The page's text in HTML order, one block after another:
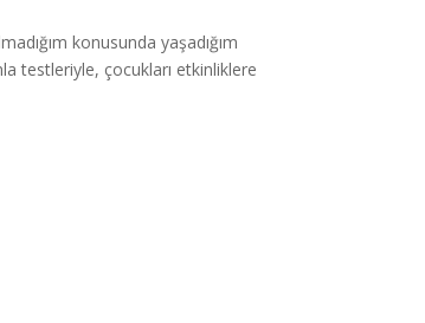
konusunda yaşadığım
testleriyle, çocukları etkinliklere